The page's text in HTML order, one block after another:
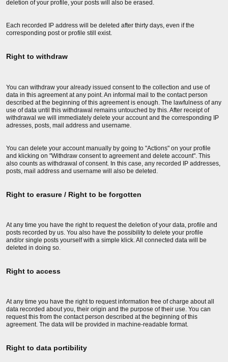
deletion of your profile, your posts will also be erased.
Each recorded IP address will be deleted after thirty days, even if the
corresponding post or profile still exist.
Right to withdraw
You can withdraw your already issued consent to the collection and use of
data in this agreement at any point. An informal mail to the contact person
described at the beginning of this agreement is enough. The lawfulness of any
use of data until this withdrawal remains untouched by this. After receipt of
withdrawal we will immediately delete your account and the corresponding IP
adresses, posts, mail address and username.
You can delete your account manually by going to "Actions" on your profile
and klicking on "Withdraw consent to agreement and delete account". This
also counts as withdrawal of consent. In this case, any recorded IP addresses,
posts, mail address and username will also be deleted.
Right to erasure / Right to be forgotten
At any time you have the right to request the deletion of your data, profile and
posts recorded by us. You also have the possibility to delete your profile
and/or single posts yourself with a simple klick. All connected data will be
deleted in doing so.
Right to access
At any time you have the right to request information free of charge about all
data recorded about you, their origin and the purpose of their use. You can
request this from the contact person described at the beginning of this
agreement. The data will be provided in machine-readable format.
Right to data portibility